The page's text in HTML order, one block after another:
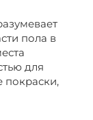
пола в
для
покраски,